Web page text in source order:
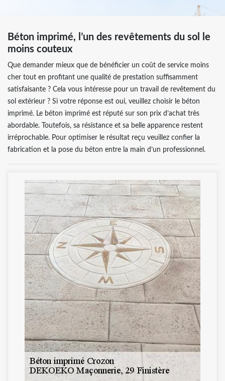
Béton imprimé, l’un des revêtements du sol le
moins couteux
Que demander mieux que de bénéficier un coût de service moins
cher tout en profitant une qualité de prestation suffisamment
satisfaisante ? Cela vous intéresse pour un travail de revêtement du
sol extérieur ? Si votre réponse est oui, veuillez choisir le béton
imprimé. Le béton imprimé est réputé sur son prix d’achat très
abordable. Toutefois, sa résistance et sa belle apparence restent
irréprochable. Pour optimiser le résultat reçu veuillez confier la
fabrication et la pose du béton entre la main d’un professionnel.